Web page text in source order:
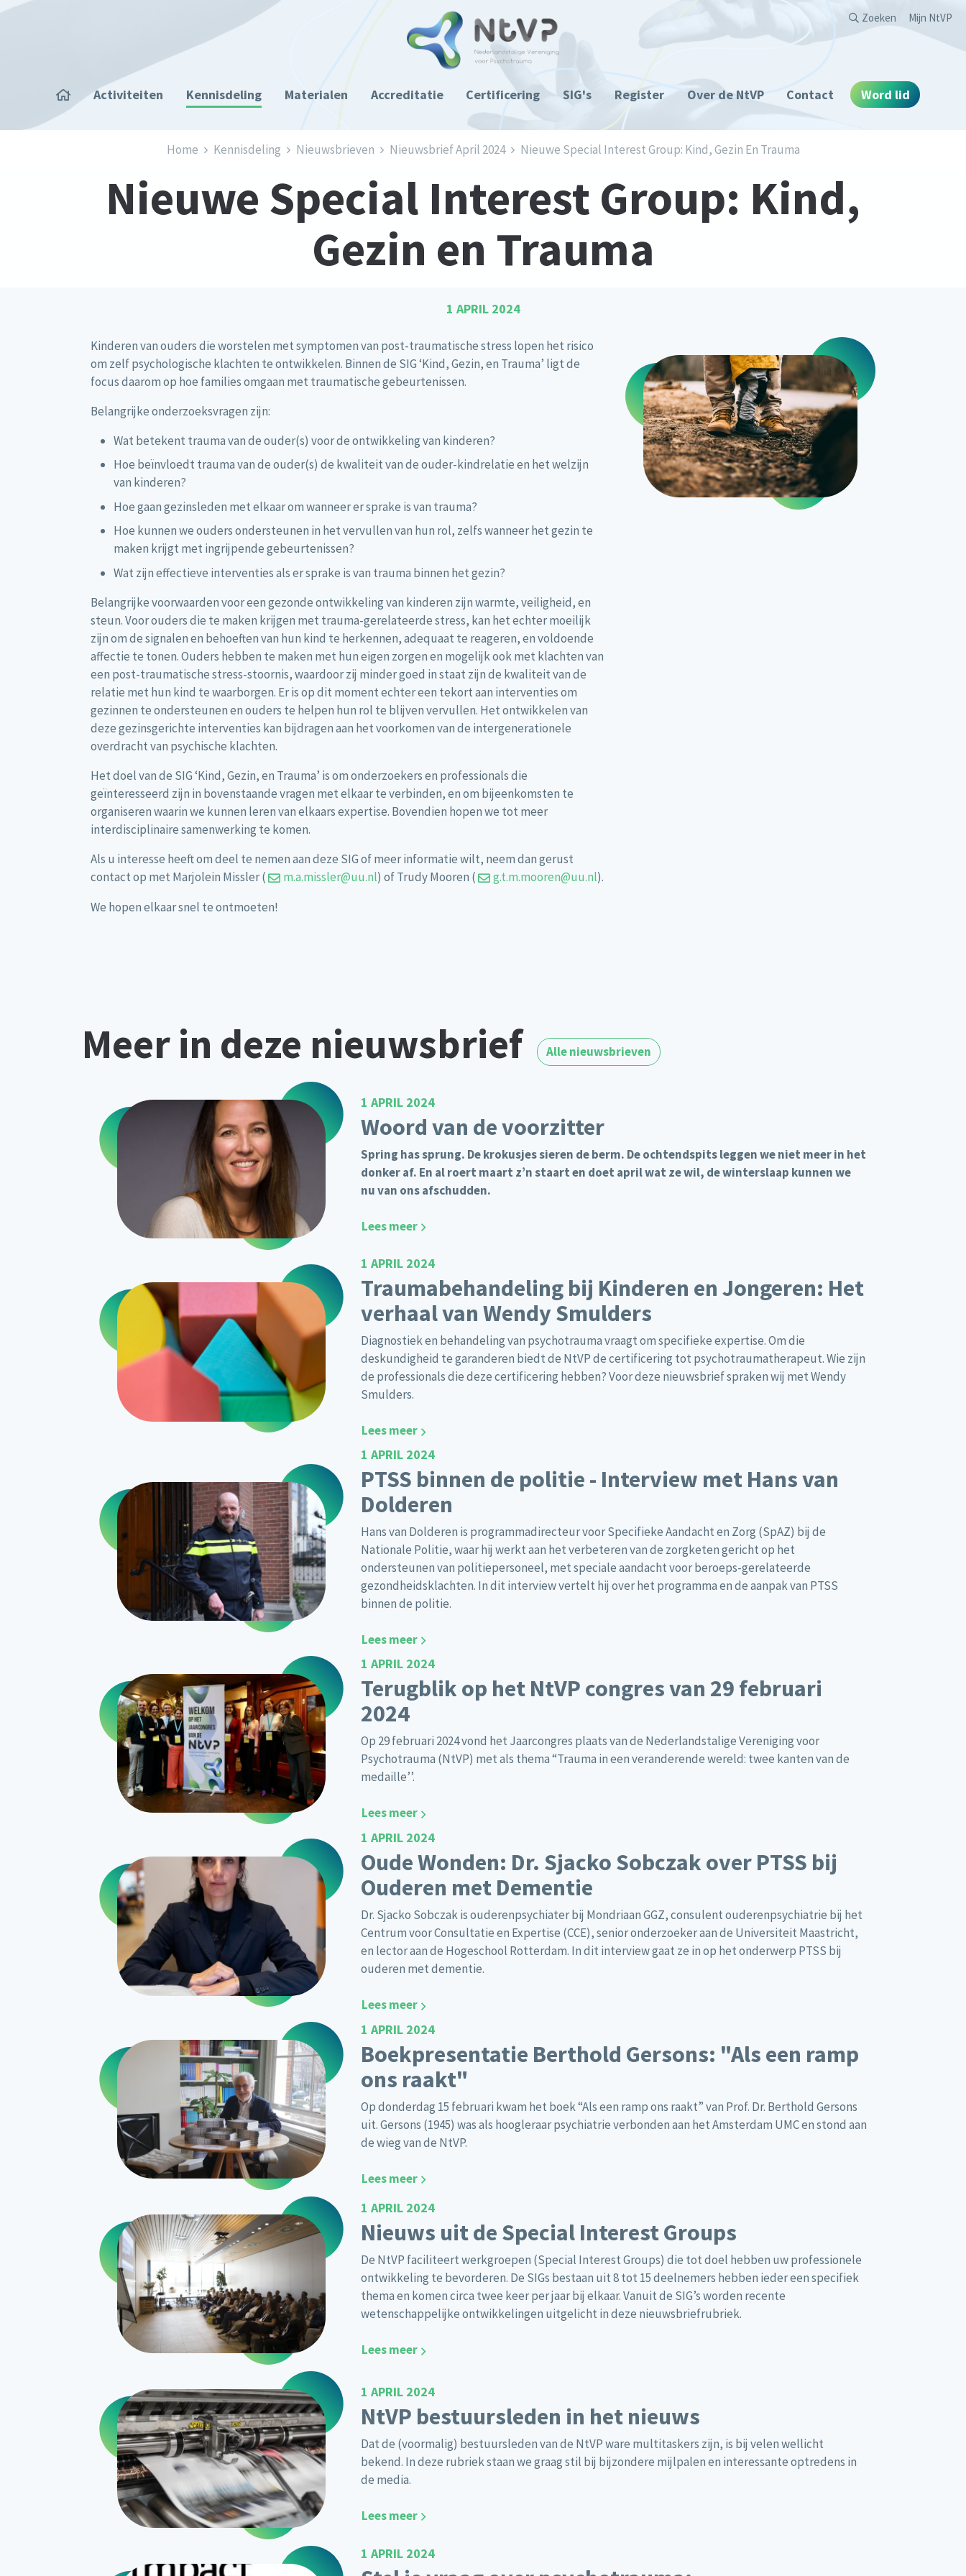
Home Activiteiten Kennisdeling Materialen Accreditatie Certificering SIG's Register Over de NtVP Contact Word lid
Zoeken Mijn NtVP
Kruimelpad
Home Kennisdeling Nieuwsbrieven Nieuwsbrief April 2024 Nieuwe Special Interest Group: Kind, Gezin En Trauma
Nieuwe Special Interest Group: Kind,
Gezin en Trauma
1 APRIL 2024
Kinderen van ouders die worstelen met symptomen van post-traumatische stress lopen het risico
om zelf psychologische klachten te ontwikkelen. Binnen de SIG ‘Kind, Gezin, en Trauma’ ligt de
focus daarom op hoe families omgaan met traumatische gebeurtenissen.
Belangrijke onderzoeksvragen zijn:
Wat betekent trauma van de ouder(s) voor de ontwikkeling van kinderen?
Hoe beïnvloedt trauma van de ouder(s) de kwaliteit van de ouder-kindrelatie en het welzijn
van kinderen?
Hoe gaan gezinsleden met elkaar om wanneer er sprake is van trauma?
Hoe kunnen we ouders ondersteunen in het vervullen van hun rol, zelfs wanneer het gezin te
maken krijgt met ingrijpende gebeurtenissen?
Wat zijn effectieve interventies als er sprake is van trauma binnen het gezin?
Belangrijke voorwaarden voor een gezonde ontwikkeling van kinderen zijn warmte, veiligheid, en
steun. Voor ouders die te maken krijgen met trauma-gerelateerde stress, kan het echter moeilijk
zijn om de signalen en behoeften van hun kind te herkennen, adequaat te reageren, en voldoende
affectie te tonen. Ouders hebben te maken met hun eigen zorgen en mogelijk ook met klachten van
een post-traumatische stress-stoornis, waardoor zij minder goed in staat zijn de kwaliteit van de
relatie met hun kind te waarborgen. Er is op dit moment echter een tekort aan interventies om
gezinnen te ondersteunen en ouders te helpen hun rol te blijven vervullen. Het ontwikkelen van
deze gezinsgerichte interventies kan bijdragen aan het voorkomen van de intergenerationele
overdracht van psychische klachten.
Het doel van de SIG ‘Kind, Gezin, en Trauma’ is om onderzoekers en professionals die
geïnteresseerd zijn in bovenstaande vragen met elkaar te verbinden, en om bijeenkomsten te
organiseren waarin we kunnen leren van elkaars expertise. Bovendien hopen we tot meer
interdisciplinaire samenwerking te komen.
Als u interesse heeft om deel te nemen aan deze SIG of meer informatie wilt, neem dan gerust
contact op met Marjolein Missler (
m.a.missler@uu.nl) of Trudy Mooren ( g.t.m.mooren@uu.nl).
We hopen elkaar snel te ontmoeten!
Meer in deze nieuwsbrief Alle nieuwsbrieven
1 APRIL 2024
Woord van de voorzitter
Spring has sprung. De krokusjes sieren de berm. De ochtendspits leggen we niet meer in het
donker af. En al roert maart z’n staart en doet april wat ze wil, de winterslaap kunnen we
nu van ons afschudden.
Lees meer
1 APRIL 2024
Traumabehandeling bij Kinderen en Jongeren: Het
verhaal van Wendy Smulders
Diagnostiek en behandeling van psychotrauma vraagt om specifieke expertise. Om die
deskundigheid te garanderen biedt de NtVP de certificering tot psychotraumatherapeut. Wie zijn
de professionals die deze certificering hebben? Voor deze nieuwsbrief spraken wij met Wendy
Smulders.
Lees meer
1 APRIL 2024
PTSS binnen de politie - Interview met Hans van
Dolderen
Hans van Dolderen is programmadirecteur voor Specifieke Aandacht en Zorg (SpAZ) bij de
Nationale Politie, waar hij werkt aan het verbeteren van de zorgketen gericht op het
ondersteunen van politiepersoneel, met speciale aandacht voor beroeps-gerelateerde
gezondheidsklachten. In dit interview vertelt hij over het programma en de aanpak van PTSS
binnen de politie.
Lees meer
1 APRIL 2024
Terugblik op het NtVP congres van 29 februari
2024
Op 29 februari 2024 vond het Jaarcongres plaats van de Nederlandstalige Vereniging voor
Psychotrauma (NtVP) met als thema “Trauma in een veranderende wereld: twee kanten van de
medaille’’.
Lees meer
1 APRIL 2024
Oude Wonden: Dr. Sjacko Sobczak over PTSS bij
Ouderen met Dementie
Dr. Sjacko Sobczak is ouderenpsychiater bij Mondriaan GGZ, consulent ouderenpsychiatrie bij het
Centrum voor Consultatie en Expertise (CCE), senior onderzoeker aan de Universiteit Maastricht,
en lector aan de Hogeschool Rotterdam. In dit interview gaat ze in op het onderwerp PTSS bij
ouderen met dementie.
Lees meer
1 APRIL 2024
Boekpresentatie Berthold Gersons: "Als een ramp
ons raakt"
Op donderdag 15 februari kwam het boek“Als een ramp ons raakt”van Prof. Dr. Berthold Gersons
uit. Gersons (1945) was als hoogleraar psychiatrie verbonden aan het Amsterdam UMC en stond aan
de wieg van de NtVP.
Lees meer
1 APRIL 2024
Nieuws uit de Special Interest Groups
De NtVP faciliteert werkgroepen (Special Interest Groups) die tot doel hebben uw professionele
ontwikkeling te bevorderen. De SIGs bestaan uit 8 tot 15 deelnemers hebben ieder een specifiek
thema en komen circa twee keer per jaar bij elkaar. Vanuit de SIG’s worden recente
wetenschappelijke ontwikkelingen uitgelicht in deze nieuwsbriefrubriek.
Lees meer
1 APRIL 2024
NtVP bestuursleden in het nieuws
Dat de (voormalig) bestuursleden van de NtVP ware multitaskers zijn, is bij velen wellicht
bekend. In deze rubriek staan we graag stil bij bijzondere mijlpalen en interessante optredens in
de media.
Lees meer
1 APRIL 2024